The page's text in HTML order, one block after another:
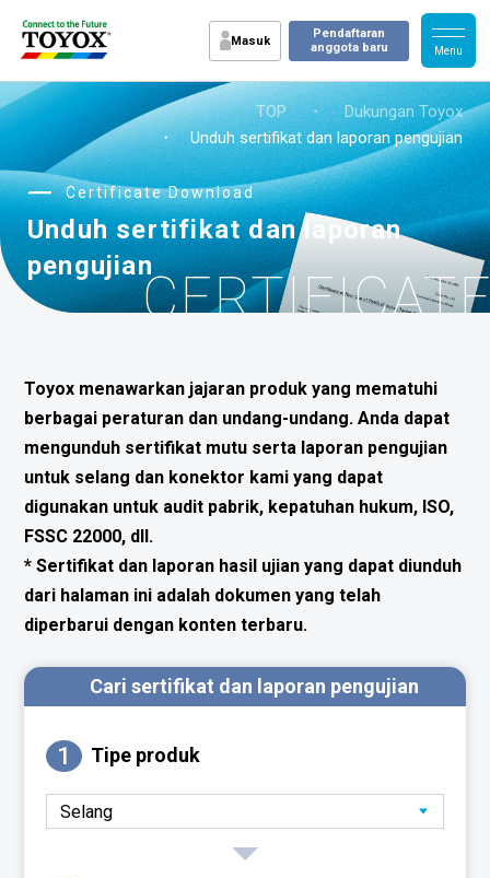
Masuk
Pendaftaran
anggota baru
TOP ・
Dukungan Toyox
・ Unduh sertifikat dan laporan pengujian
Certificate Download
Unduh sertifikat dan laporan
pengujian
Toyox menawarkan jajaran produk yang mematuhi
berbagai peraturan dan undang-undang. Anda dapat
mengunduh sertifikat mutu serta laporan pengujian
untuk selang dan konektor kami yang dapat
digunakan untuk audit pabrik, kepatuhan hukum, ISO,
FSSC 22000, dll.
* Sertifikat dan laporan hasil ujian yang dapat diunduh
dari halaman ini adalah dokumen yang telah
diperbarui dengan konten terbaru.
Cari sertifikat dan laporan pengujian
1 Tipe produk